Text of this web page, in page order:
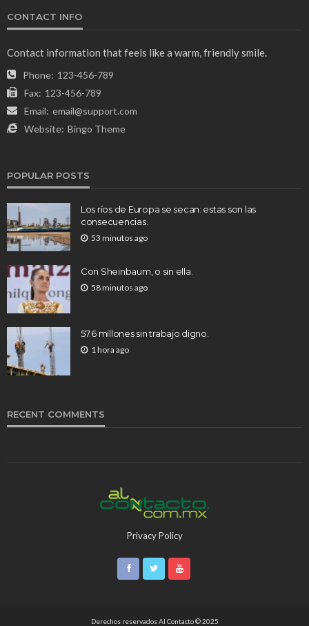
CONTACT INFO
Contact information that feels like a warm, friendly smile.
Phone: 123-456-789
Fax: 123-456-789
Email: email@support.com
Website: Bingo Theme
POPULAR POSTS
Los ríos de Europa se secan: estas son las
consecuencias.
53 minutos ago
Con Sheinbaum, o sin ella.
58 minutos ago
57.6 millones sin trabajo digno.
1 hora ago
RECENT COMMENTS
Privacy Policy
Derechos reservados Al Contacto © 2025